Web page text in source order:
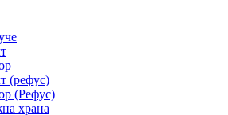
(рефус)
(Рефус)
храна